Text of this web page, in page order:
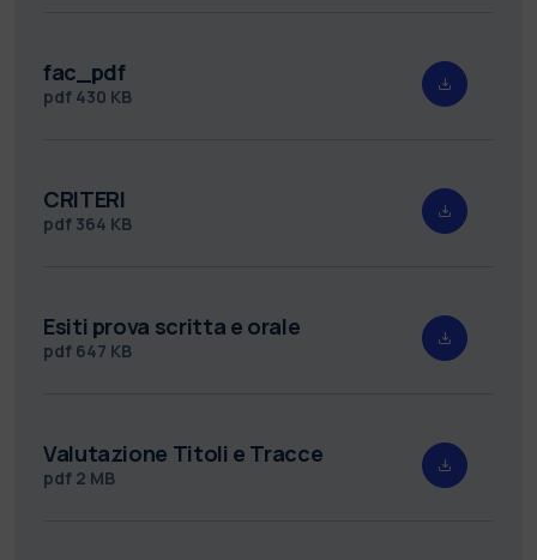
fac_pdf
pdf 430 KB
CRITERI
pdf 364 KB
Esiti prova scritta e orale
pdf 647 KB
Valutazione Titoli e Tracce
pdf 2 MB